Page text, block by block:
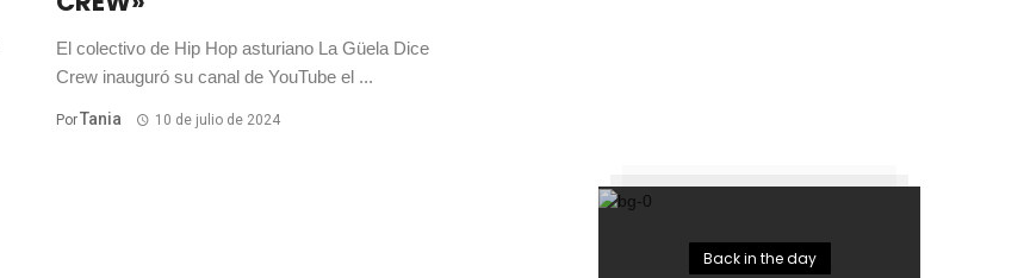
El colectivo de Hip Hop asturiano La Güela Dice
Crew inauguró su canal de YouTube el ...
PorTania 10 de julio de 2024
Back in the day